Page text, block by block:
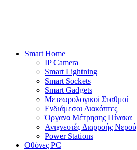
Smart Home
IP Camera
Smart Lightning
Smart Sockets
Smart Gadgets
Μετεωρολογικοί Σταθμοί
Ενδιάμεσοι Διακόπτες
Όργανα Μέτρησης Πίνακα
Ανιχνευτές Διαρροής Νερού
Power Stations
Οθόνες PC